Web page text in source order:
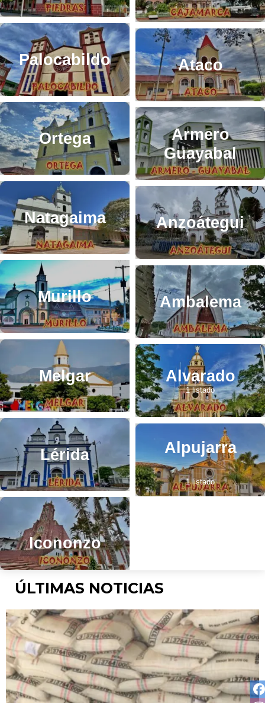
Palocabildo
Ortega
Natagaima
Murillo
Melgar
Lérida
Icononzo
Ataco
Armero
Guayabal
Anzoátegui
Ambalema
Alvarado
1 listado
Alpujarra
1 listado
ÚLTIMAS NOTICIAS